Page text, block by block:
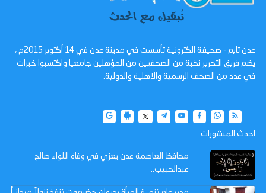
عدن تايم - صحيفة الكترونية تأسست في مدينة عدن في 14 أكتوبر 2015م ،
يضم فريق التحرير نخبة من الصحفيين من المؤهلين جامعيا واكتسبوا خبرات
في عدد من الصحف الرسمية والاهلية والدولية.
احدث المنشورات
محافظ العاصمة عدن يعزي في وفاة اللواء صالح
عبدالحبيب..